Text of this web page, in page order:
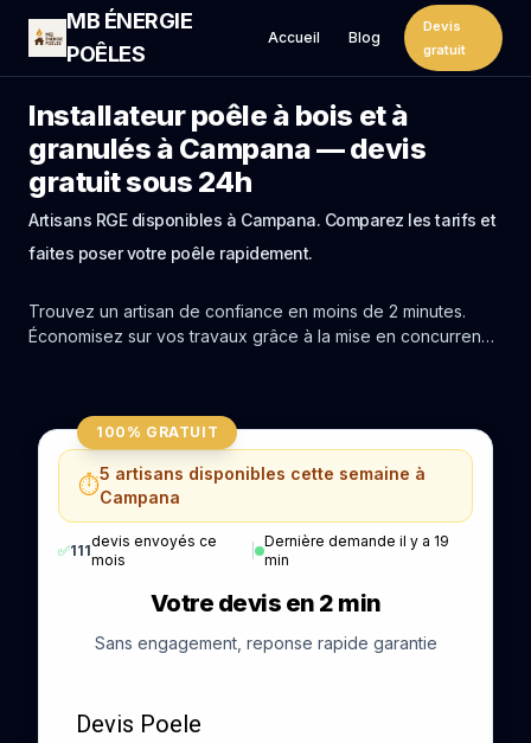
MB ÉNERGIE
POÊLES
Accueil Blog
Devis
gratuit
Installateur poêle à bois et à
granulés à Campana — devis
gratuit sous 24h
Artisans RGE disponibles à Campana. Comparez les tarifs et
faites poser votre poêle rapidement.
Trouvez un artisan de confiance en moins de 2 minutes.
Économisez sur vos travaux grâce à la mise en concurrence
100% GRATUIT
⏱️5 artisans disponibles cette semaine à
Campana
✅111
devis envoyés ce
mois
|
Dernière demande il y a 19
min
Votre devis en 2 min
Sans engagement, reponse rapide garantie
Devis Poele